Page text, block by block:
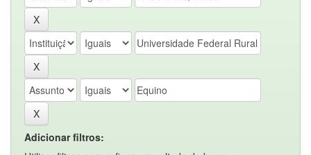
Adicionar filtros: